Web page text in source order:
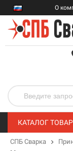
RUB
О
КАТАЛОГ
СПБ Сварка